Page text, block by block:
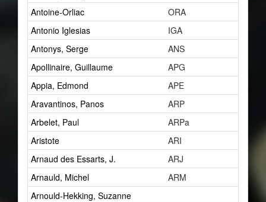
Antoine-Orliac
ORA
Antonio Iglesias
IGA
Antonys, Serge
ANS
Apollinaire, Guillaume
APG
Appia, Edmond
APE
Aravantinos, Panos
ARP
Arbelet, Paul
ARPa
Aristote
ARI
Arnaud des Essarts, J.
ARJ
Arnauld, Michel
ARM
Arnould-Hekking, Suzanne